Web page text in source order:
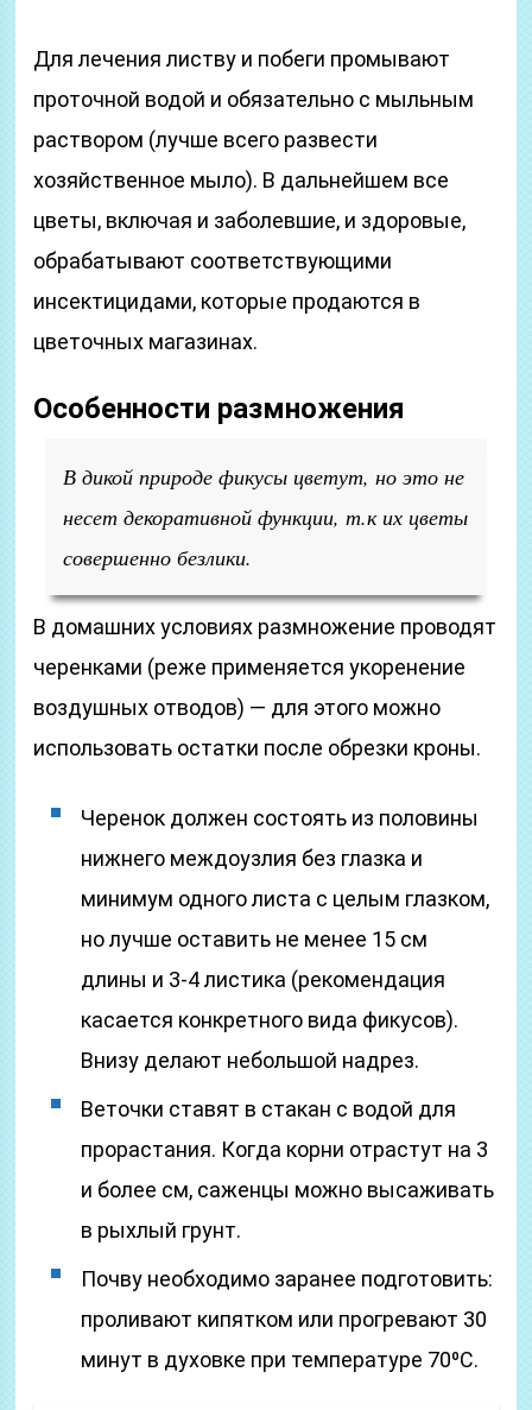
Для лечения листву и побеги промывают
проточной водой и обязательно с мыльным
раствором (лучше всего развести
хозяйственное мыло). В дальнейшем все
цветы, включая и заболевшие, и здоровые,
обрабатывают соответствующими
инсектицидами, которые продаются в
цветочных магазинах.
Особенности размножения
В дикой природе фикусы цветут, но это не
несет декоративной функции, т.к их цветы
совершенно безлики.
В домашних условиях размножение проводят
черенками (реже применяется укоренение
воздушных отводов) — для этого можно
использовать остатки после обрезки кроны.
Черенок должен состоять из половины
нижнего междоузлия без глазка и
минимум одного листа с целым глазком,
но лучше оставить не менее 15 см
длины и 3-4 листика (рекомендация
касается конкретного вида фикусов).
Внизу делают небольшой надрез.
Веточки ставят в стакан с водой для
прорастания. Когда корни отрастут на 3
и более см, саженцы можно высаживать
в рыхлый грунт.
Почву необходимо заранее подготовить:
проливают кипятком или прогревают 30
минут в духовке при температуре 70⁰C.